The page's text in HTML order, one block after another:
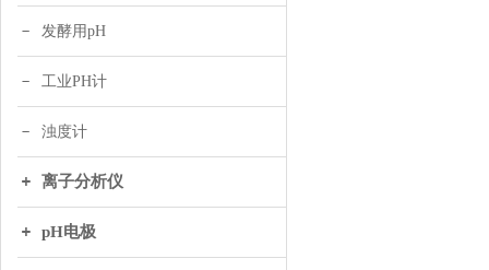
发酵用pH
工业PH计
浊度计
离子分析仪
pH电极